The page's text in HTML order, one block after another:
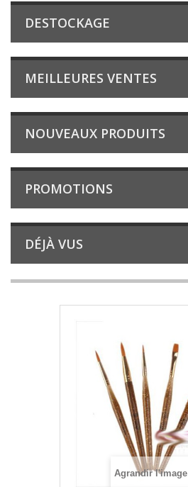
DESTOCKAGE
MEILLEURES VENTES
NOUVEAUX PRODUITS
PROMOTIONS
DÉJÀ VUS
Agrandir l'image